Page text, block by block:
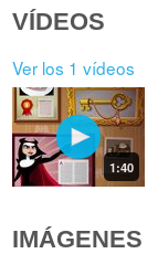
VÍDEOS
Ver los 1 vídeos
1:40
IMÁGENES